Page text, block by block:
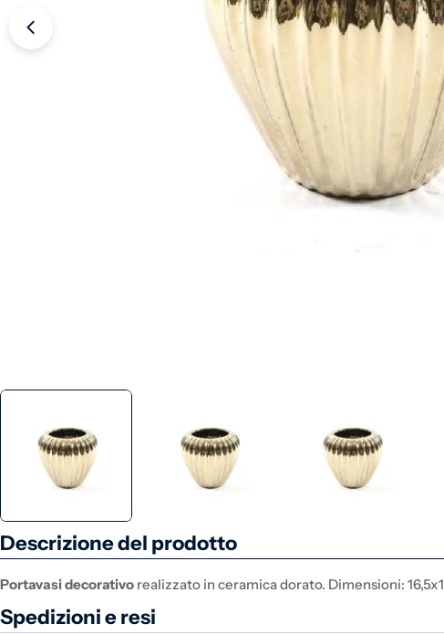
supporto 0 in modalità modale
Descrizione del prodotto
Portavasi decorativo realizzato in ceramica dorato. Dimensioni:
Spedizioni e resi